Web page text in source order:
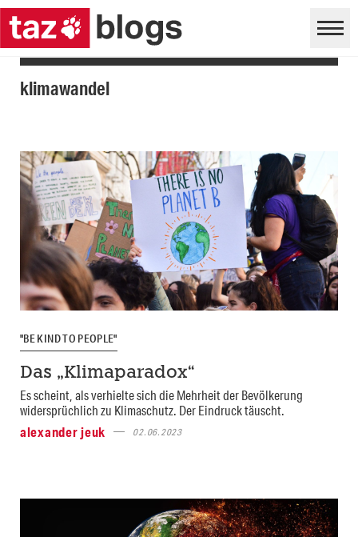
klimawandel
"BE KIND TO PEOPLE"
Das „Klimaparadox“
Es scheint, als verhielte sich die Mehrheit der Bevölkerung
widersprüchlich zu Klimaschutz. Der Eindruck täuscht.
alexander jeuk
02.06.2023